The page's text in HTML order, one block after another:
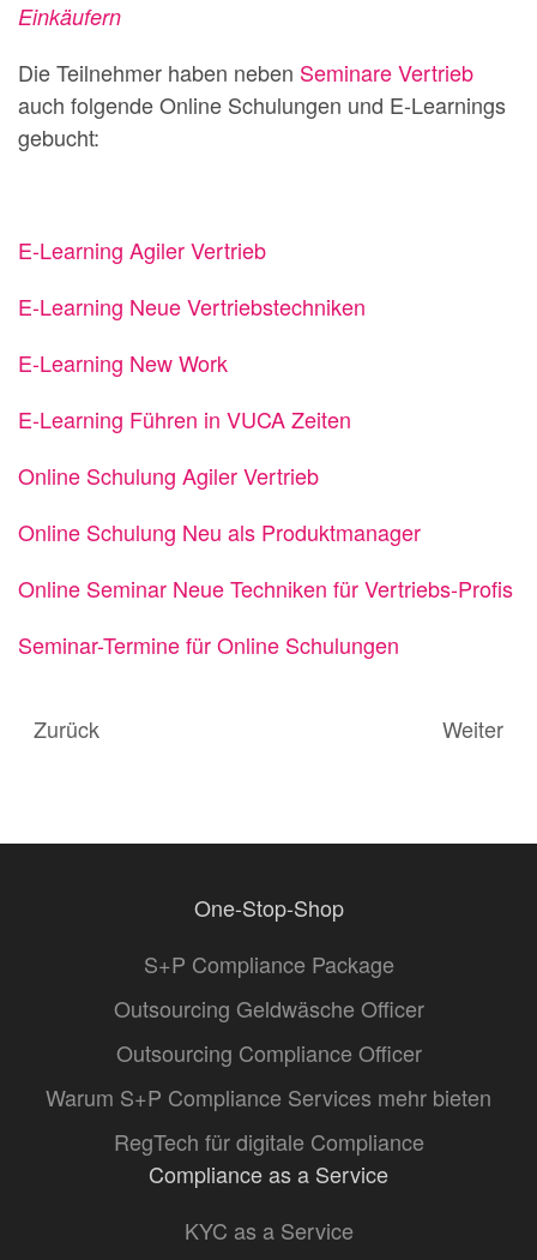
Einkäufern
Die Teilnehmer haben neben Seminare Vertrieb
auch folgende Online Schulungen und E-Learnings
gebucht:
E-Learning Agiler Vertrieb
E-Learning Neue Vertriebstechniken
E-Learning New Work
E-Learning Führen in VUCA Zeiten
Online Schulung Agiler Vertrieb
Online Schulung Neu als Produktmanager
Online Seminar Neue Techniken für Vertriebs-Profis
Seminar-Termine für Online Schulungen
Zurück Weiter
One-Stop-Shop
S+P Compliance Package
Outsourcing Geldwäsche Officer
Outsourcing Compliance Officer
Warum S+P Compliance Services mehr bieten
RegTech für digitale Compliance
Compliance as a Service
KYC as a Service